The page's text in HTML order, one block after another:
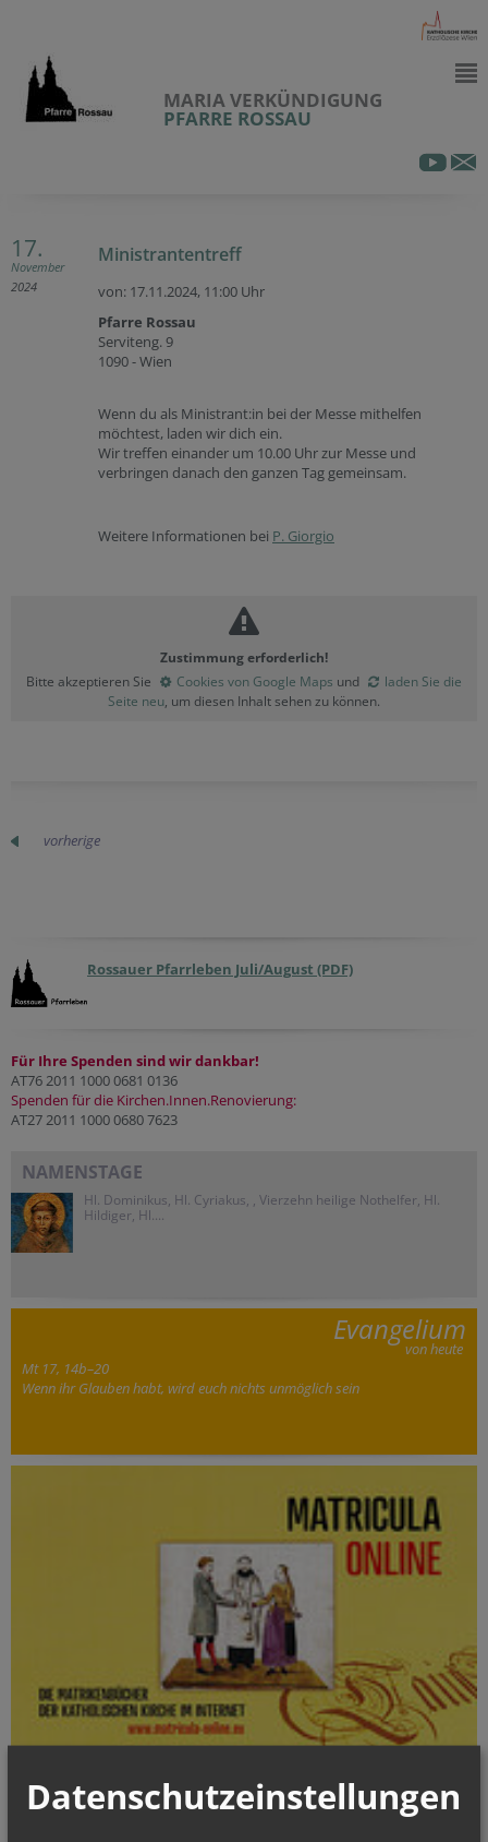
MARIA VERKÜNDIGUNG
PFARRE ROSSAU
17.
November
2024
Ministrantentreff
von: 17.11.2024, 11:00 Uhr
Pfarre Rossau
Serviteng. 9
1090 - Wien
Wenn du als Ministrant:in bei der Messe mithelfen
möchtest, laden wir dich ein.
Wir treffen einander um 10.00 Uhr zur Messe und
verbringen danach den ganzen Tag gemeinsam.
Weitere Informationen bei P. Giorgio
Zustimmung erforderlich!
Bitte akzeptieren Sie
Cookies von Google Maps und
laden Sie die
Seite neu, um diesen Inhalt sehen zu können.
vorherige
Rossauer Pfarrleben Juli/August (PDF)
Für Ihre Spenden sind wir dankbar!
AT76 2011 1000 0681 0136
Spenden für die Kirchen.Innen.Renovierung:
AT27 2011 1000 0680 7623
NAMENSTAGE
Hl. Dominikus, Hl. Cyriakus, , Vierzehn heilige Nothelfer, Hl.
Hildiger, Hl....
Evangelium
von heute
Mt 17, 14b–20
Wenn ihr Glauben habt, wird euch nichts unmöglich sein
Die digitalisierten Matrikenbücher vom Beginn der jeweiligen
Matrikenführung an bis einschließlich 1938 können online kostenlos
Datenschutzeinstellungen